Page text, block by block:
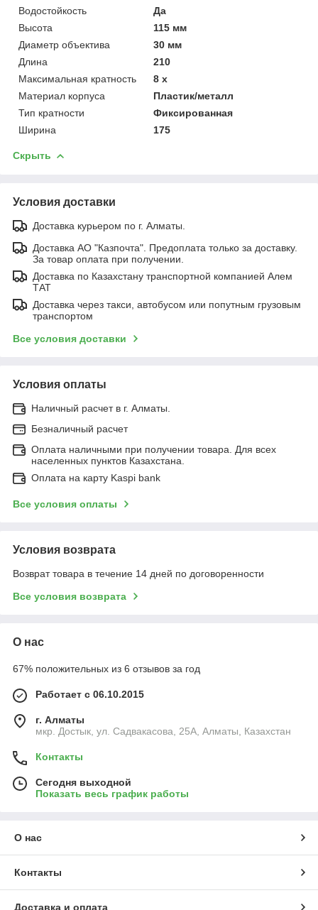
Водостойкость
Да
Высота
115 мм
Диаметр объектива
30 мм
Длина
210
Максимальная кратность
8 х
Материал корпуса
Пластик/металл
Тип кратности
Фиксированная
Ширина
175
Скрыть
Условия доставки
Доставка курьером по г. Алматы.
Доставка АО "Казпочта". Предоплата только за доставку.
За товар оплата при получении.
Доставка по Казахстану транспортной компанией Алем
ТАТ
Доставка через такси, автобусом или попутным грузовым
транспортом
Все условия доставки
Условия оплаты
Наличный расчет в г. Алматы.
Безналичный расчет
Оплата наличными при получении товара. Для всех
населенных пунктов Казахстана.
Оплата на карту Kaspi bank
Все условия оплаты
Условия возврата
Возврат товара в течение 14 дней по договоренности
Все условия возврата
О нас
67% положительных из 6 отзывов за год
Работает с 06.10.2015
г. Алматы
мкр. Достык, ул. Садвакасова, 25А, Алматы, Казахстан
Контакты
Сегодня выходной
Показать весь график работы
О нас
Контакты
Доставка и оплата